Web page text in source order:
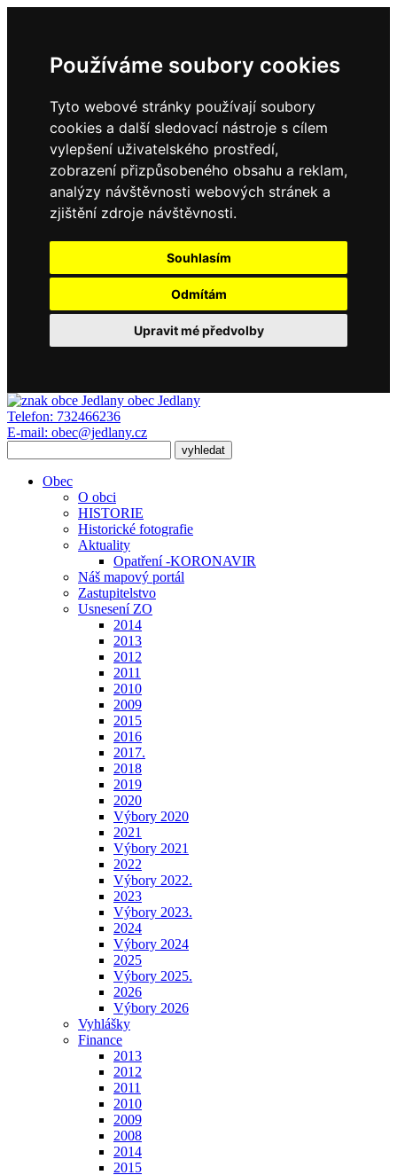
Používáme soubory cookies
Tyto webové stránky používají soubory
cookies a další sledovací nástroje s cílem
vylepšení uživatelského prostředí,
zobrazení přizpůsobeného obsahu a reklam,
analýzy návštěvnosti webových stránek a
zjištění zdroje návštěvnosti.
Souhlasím
Odmítám
Upravit mé předvolby
obec Jedlany
Telefon: 732466236
E-mail: obec@jedlany.cz
Obec
O obci
HISTORIE
Historické fotografie
Aktuality
Opatření -KORONAVIR
Náš mapový portál
Zastupitelstvo
Usnesení ZO
2014
2013
2012
2011
2010
2009
2015
2016
2017.
2018
2019
2020
Výbory 2020
2021
Výbory 2021
2022
Výbory 2022.
2023
Výbory 2023.
2024
Výbory 2024
2025
Výbory 2025.
2026
Výbory 2026
Vyhlášky
Finance
2013
2012
2011
2010
2009
2008
2014
2015